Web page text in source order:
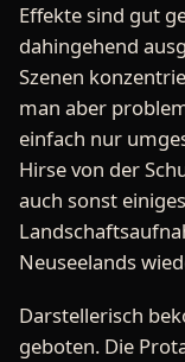
Effekte sind gut
dahingehend
Szenen
man aber
einfach nur
Hirse von der
auch sonst
Neuseelands
Darstellerisch
geboten. Die